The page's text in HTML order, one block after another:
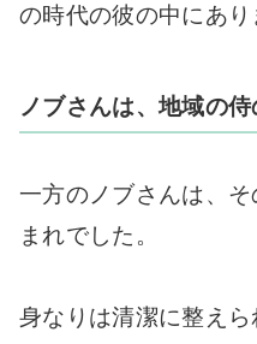
の時代の彼の中にあり
ノブさんは、地域の
一方のノブさんは、
まれでした。
身なりは清潔に整え